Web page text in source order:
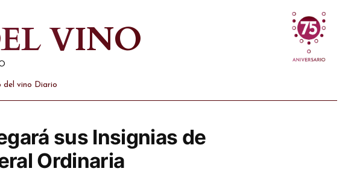
VINO
del vino Diario
sus Insignias de
Ordinaria